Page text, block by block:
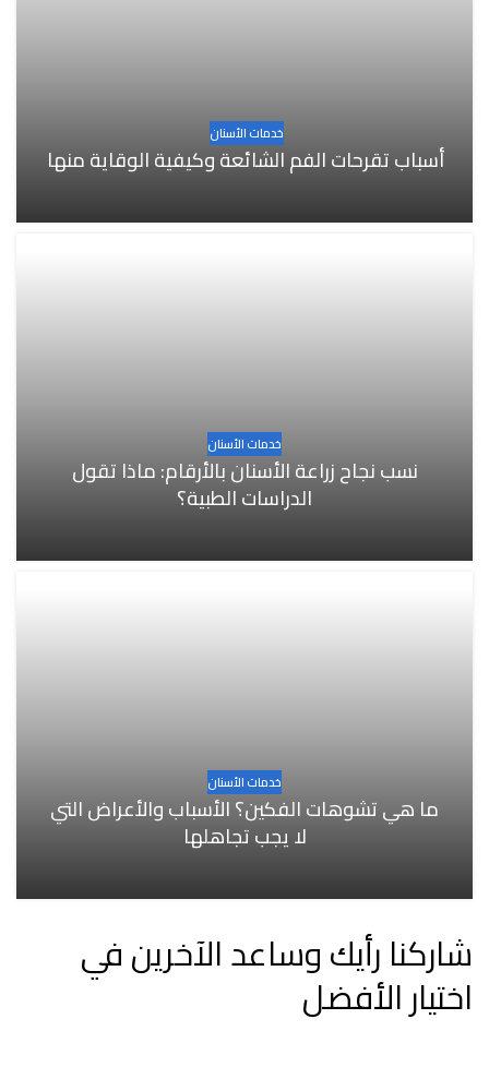
خدمات الأسنان
أسباب تقرحات الفم الشائعة وكيفية الوقاية منها
خدمات الأسنان
نسب نجاح زراعة الأسنان بالأرقام: ماذا تقول
الدراسات الطبية؟
خدمات الأسنان
ما هي تشوهات الفكين؟ الأسباب والأعراض التي
لا يجب تجاهلها
شاركنا رأيك وساعد الآخرين في
اختيار الأفضل